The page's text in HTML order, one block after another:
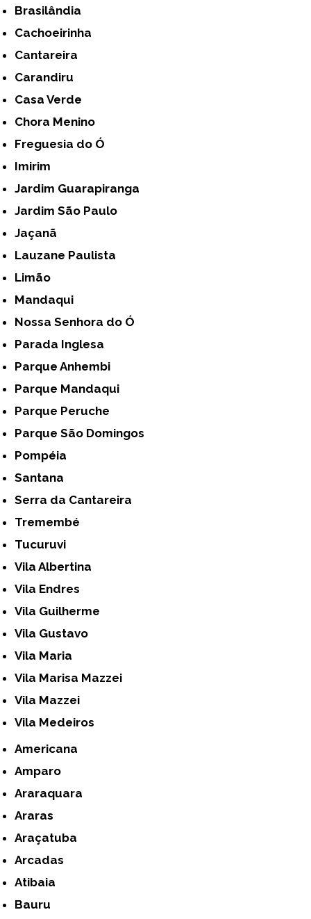
Brasilândia
Cachoeirinha
Cantareira
Carandiru
Casa Verde
Chora Menino
Freguesia do Ó
Imirim
Jardim Guarapiranga
Jardim São Paulo
Jaçanã
Lauzane Paulista
Limão
Mandaqui
Nossa Senhora do Ó
Parada Inglesa
Parque Anhembi
Parque Mandaqui
Parque Peruche
Parque São Domingos
Pompéia
Santana
Serra da Cantareira
Tremembé
Tucuruvi
Vila Albertina
Vila Endres
Vila Guilherme
Vila Gustavo
Vila Maria
Vila Marisa Mazzei
Vila Mazzei
Vila Medeiros
Americana
Amparo
Araraquara
Araras
Araçatuba
Arcadas
Atibaia
Bauru